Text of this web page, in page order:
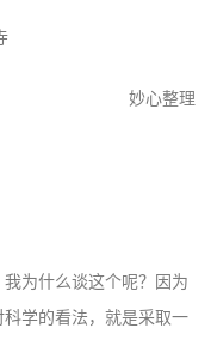
妙心整理
为什么谈这个呢？因为
学的看法，就是采取一